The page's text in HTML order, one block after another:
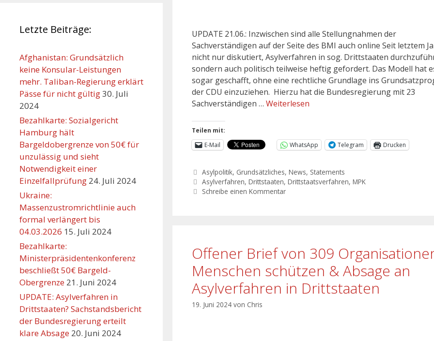
UPDATE 21.06.: Inzwischen sind alle Stellungnahmen der
Sachverständigen auf der Seite des BMI auch online Seit letztem
nicht nur diskutiert, Asylverfahren in sog. Drittstaaten
sondern auch politisch teilweise heftig gefordert. Das Modell hat
sogar geschafft, ohne eine rechtliche Grundlage ins
der CDU einzuziehen. Hierzu hat die Bundesregierung mit 23
Sachverständigen … Weiterlesen
Teilen mit:
E-Mail
WhatsApp Telegram Drucken
Asylpolitik, Grundsätzliches,News, Statements
Asylverfahren,Drittstaaten,Drittstaatsverfahren,MPK
Schreibe einen Kommentar
Offener Brief von 309
Menschen schützen & Absage an
Asylverfahren in Drittstaaten
19. Juni 2024 von Chris
Letzte Beiträge:
Afghanistan: Grundsätzlich
keine Konsular-Leistungen
mehr. Taliban-Regierung erklärt
Pässe für nicht gültig30. Juli
2024
Bezahlkarte: Sozialgericht
Hamburg hält
Bargeldobergrenze von 50€ für
unzulässig und sieht
Notwendigkeit einer
Einzelfallprüfung 24. Juli 2024
Ukraine:
Massenzustromrichtlinie auch
formal verlängert bis
04.03.2026 15. Juli 2024
Bezahlkarte:
Ministerpräsidentenkonferenz
beschließt 50€ Bargeld-
Obergrenze 21. Juni 2024
UPDATE: Asylverfahren in
Drittstaaten? Sachstandsbericht
der Bundesregierung erteilt
klare Absage 20. Juni 2024